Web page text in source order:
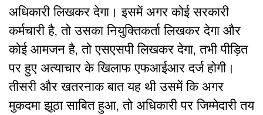
अधिकारी लिखकर देगा। इसमें अगर कोई सरकारी
कर्मचारी है, तो उसका नियुक्तिकर्ता लिखकर देगा और
कोई आमजन है, तो एसएसपी लिखकर देगा, तभी पीड़ित
पर हुए अत्याचार के खिलाफ एफआईआर दर्ज होगी।
तीसरी और खतरनाक बात यह थी उसमें कि अगर
मुकदमा झूठा साबित हुआ, तो अधिकारी पर जिम्मेदारी तय